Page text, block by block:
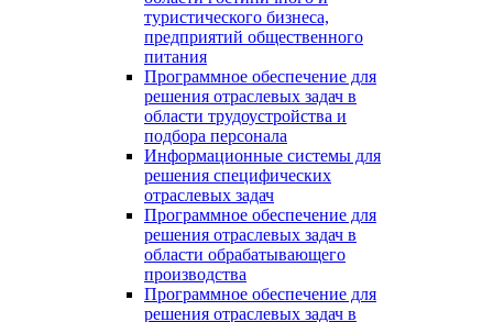
туристического бизнеса,
предприятий общественного
питания
Программное обеспечение для
решения отраслевых задач в
области трудоустройства и
подбора персонала
Информационные системы для
решения специфических
отраслевых задач
Программное обеспечение для
решения отраслевых задач в
области обрабатывающего
производства
Программное обеспечение для
решения отраслевых задач в